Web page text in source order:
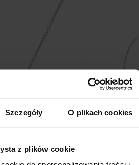
Szczegóły O plikach cookies
z plików cookie
REUS